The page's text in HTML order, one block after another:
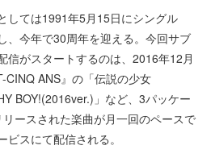
しては1991年5月15日にシングル
、今年で30周年を迎える。今回サブ
信がスタートするのは、2016年12月
CINQ ANS』の「伝説の少女
BOY!(2016ver.)」など、3パッケー
ースされた楽曲が月一回のペースで
スにて配信される。